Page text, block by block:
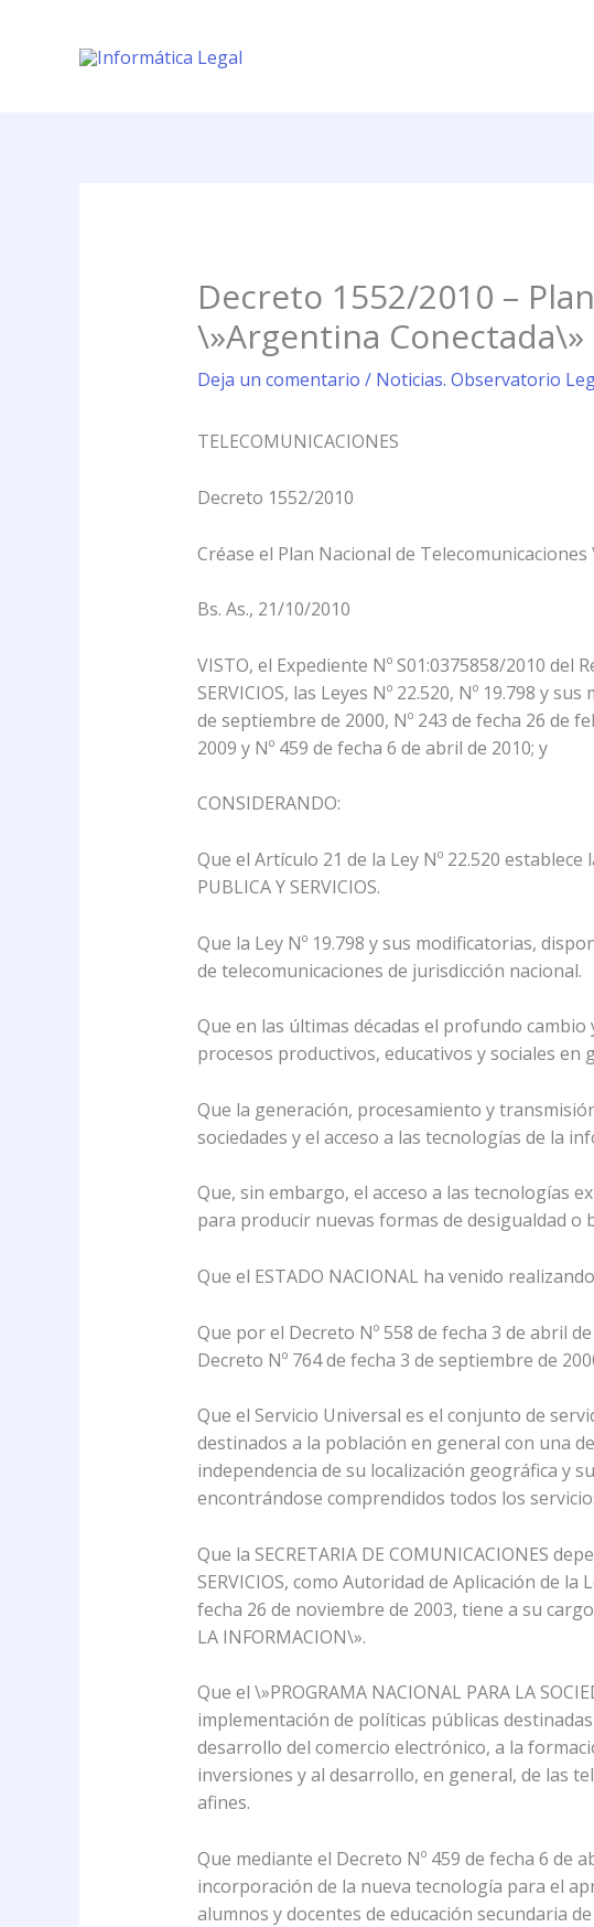
contenido
Decreto 1552/2010 –
\»Argentina Conectada\»
Deja un comentario / Noticias. Observatorio
TELECOMUNICACIONES
Decreto 1552/2010
Créase el Plan Nacional de
Bs. As., 21/10/2010
VISTO, el Expediente Nº S01:0375858/2010 del
SERVICIOS, las Leyes Nº 22.520, Nº 19.798 y
de septiembre de 2000, Nº 243 de fecha 26 de
2009 y Nº 459 de fecha 6 de abril de 2010; y
CONSIDERANDO:
Que el Artículo 21 de la Ley Nº 22.520 establece
PUBLICA Y SERVICIOS.
Que la Ley Nº 19.798 y sus modificatorias,
de telecomunicaciones de jurisdicción nacional.
Que en las últimas décadas el profundo
procesos productivos, educativos y sociales en
Que la generación, procesamiento y
sociedades y el acceso a las tecnologías de la
Que, sin embargo, el acceso a las tecnologías
para producir nuevas formas de desigualdad o
Que el ESTADO NACIONAL ha venido
Que por el Decreto Nº 558 de fecha 3 de abril
Decreto Nº 764 de fecha 3 de septiembre de
Que el Servicio Universal es el conjunto de
destinados a la población en general con una
independencia de su localización geográfica y
encontrándose comprendidos todos los
Que la SECRETARIA DE COMUNICACIONES
SERVICIOS, como Autoridad de Aplicación de
fecha 26 de noviembre de 2003, tiene a su
LA INFORMACION\».
Que el \»PROGRAMA NACIONAL PARA LA
implementación de políticas públicas
desarrollo del comercio electrónico, a la
inversiones y al desarrollo, en general, de las
afines.
Que mediante el Decreto Nº 459 de fecha 6 de
incorporación de la nueva tecnología para el
alumnos y docentes de educación secundaria